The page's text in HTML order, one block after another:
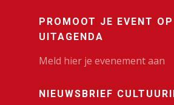
PROMOOT JE EVENT
UITAGENDA
Meld hier je evenement aan
NIEUWSBRIEF